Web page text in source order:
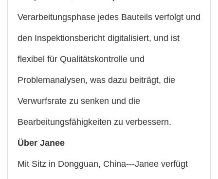
Verarbeitungsphase jedes Bauteils verfolgt und
den Inspektionsbericht digitalisiert, und ist
flexibel für Qualitätskontrolle und
Problemanalysen, was dazu beiträgt, die
Verwurfsrate zu senken und die
Bearbeitungsfähigkeiten zu verbessern.
Über Janee
Mit Sitz in Dongguan, China---Janee verfügt